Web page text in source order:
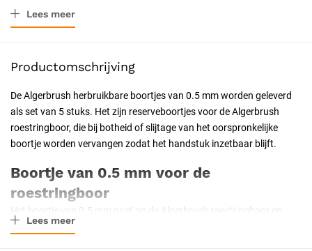
Materiaal
Probleem Oogklachten
Resorbeerbaar (hechtdraad) Nee
Geschiktheid
Uitvoering
Lees meer
Productomschrijving
De Algerbrush herbruikbare boortjes van 0.5 mm worden geleverd
als set van 5 stuks. Het zijn reserveboortjes voor de Algerbrush
roestringboor, die bij botheid of slijtage van het oorspronkelijke
boortje worden vervangen zodat het handstuk inzetbaar blijft.
Boortje van 0.5 mm voor de
roestringboor
Het boortje van 0.5 mm past op de Algerbrush roestringboor
slijpt onder koppelbegrenzing een corneale roestring weg. De
Lees meer